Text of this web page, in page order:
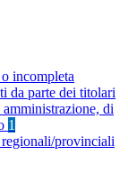
incompleta
da parte dei titolari
di
1
provinciali